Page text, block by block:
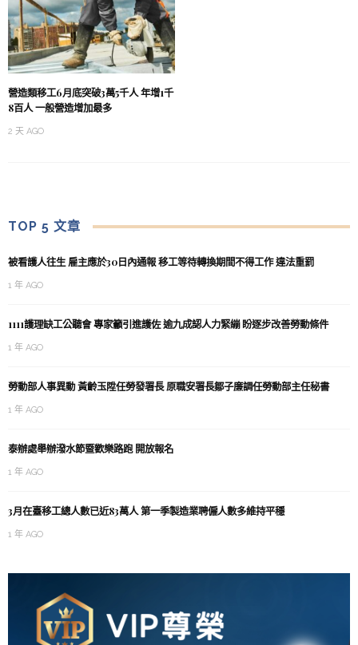
營造類移工6月底突破3萬5千人 年增1千
8百人 一般營造增加最多
2 天 AGO
TOP 5 文章
被看護人往生 雇主應於30日內通報 移工等待轉換期間不得工作 違法重罰
1 年 AGO
1111護理缺工公聽會 專家籲引進護佐 逾九成認人力緊繃 盼逐步改善勞動條件
1 年 AGO
勞動部人事異動 黃齡玉陞任勞發署長 原職安署長鄒子廉調任勞動部主任秘書
1 年 AGO
泰辦處舉辦潑水節暨歡樂路跑 開放報名
1 年 AGO
3月在臺移工總人數已近83萬人 第一季製造業聘僱人數多維持平穩
1 年 AGO